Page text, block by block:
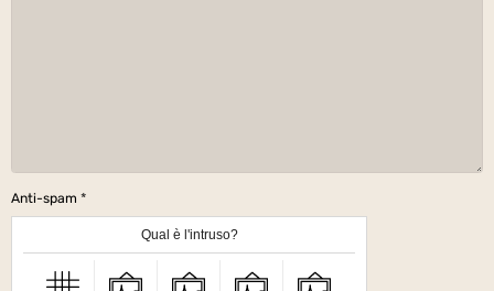
Anti-spam
Qual è l'intruso?